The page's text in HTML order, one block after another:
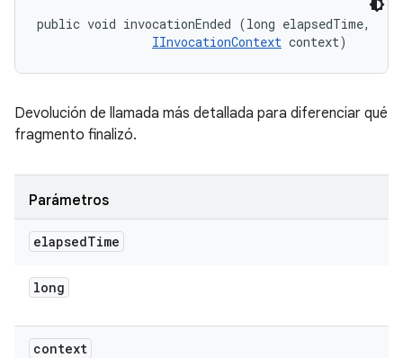
public void invocationEnded (long elapsedTime,
IInvocationContext context)
Devolución de llamada más detallada para diferenciar qué
fragmento finalizó.
Parámetros
elapsedTime
long
context